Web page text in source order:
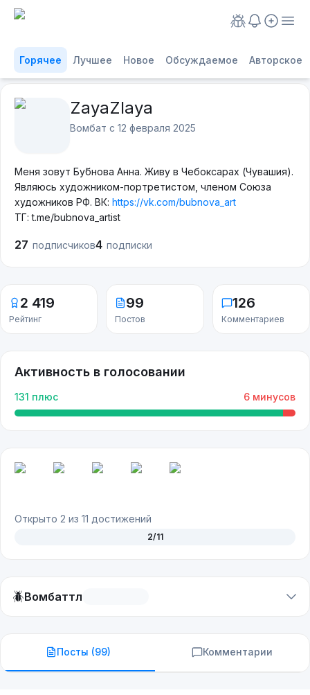
Горячее Лучшее Новое Обсуждаемое Авторское
ZayaZlaya
Вомбат с 12 февраля 2025
Меня зовут Бу́бнова Анна. Живу в Чебоксарах (Чувашия).
Являюсь художником-портретистом, членом Союза
художников РФ. ВК: https://vk.com/bubnova_art
ТГ: t.me/bubnova_artist
27 подписчиков4 подписки
2 419
Рейтинг
99
Постов
126
Комментариев
Активность в голосовании
131 плюс 6 минусов
Открыто 2 из 11 достижений
2/11
🪲Вомбаттл
Посты (99) Комментарии